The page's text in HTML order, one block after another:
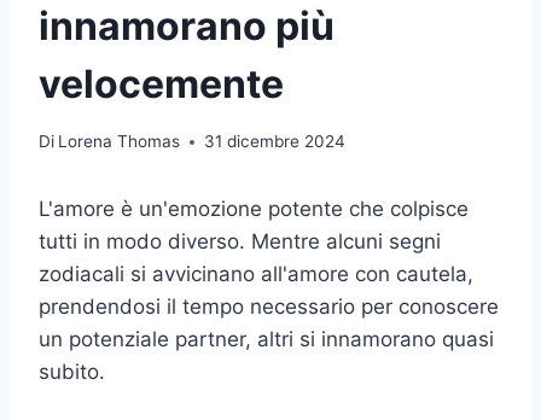
innamorano più
velocemente
Di Lorena Thomas 31 dicembre 2024
L'amore è un'emozione potente che colpisce
tutti in modo diverso. Mentre alcuni segni
zodiacali si avvicinano all'amore con cautela,
prendendosi il tempo necessario per conoscere
un potenziale partner, altri si innamorano quasi
subito.